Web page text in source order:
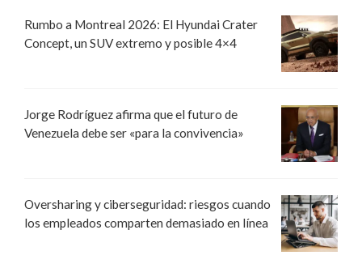
Rumbo a Montreal 2026: El Hyundai Crater
Concept, un SUV extremo y posible 4×4
Jorge Rodríguez afirma que el futuro de
Venezuela debe ser «para la convivencia»
Oversharing y ciberseguridad: riesgos cuando
los empleados comparten demasiado en línea